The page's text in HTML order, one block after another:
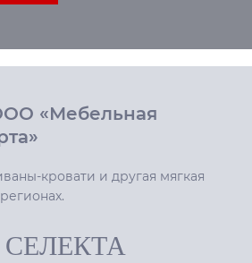
«Мебельная
кровати и другая мягкая
СЕЛЕКТА